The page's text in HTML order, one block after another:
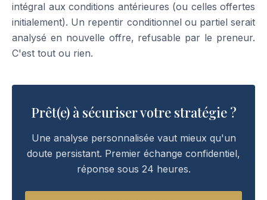
intégral aux conditions antérieures (ou celles offertes
initialement). Un repentir conditionnel ou partiel serait
analysé en nouvelle offre, refusable par le preneur.
C'est tout ou rien.
Prêt(e) à sécuriser votre stratégie ?
Une analyse personnalisée vaut mieux qu'un
doute persistant. Premier échange confidentiel,
réponse sous 24 heures.